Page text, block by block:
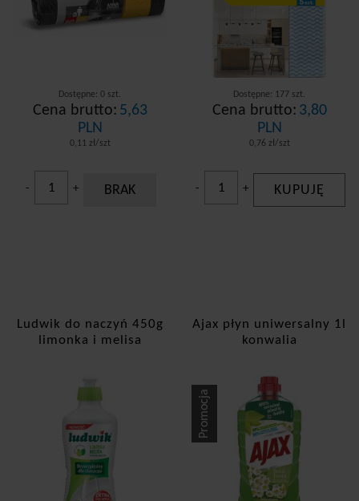
Dostępne: 0 szt.
Cena brutto: 5,63
PLN
0,11 zł/szt
- + BRAK
Dostępne: 177 szt.
Cena brutto: 3,80
PLN
0,76 zł/szt
- + KUPUJĘ
Ludwik do naczyń 450g
limonka i melisa
Ajax płyn uniwersalny 1l
konwalia
Promocja